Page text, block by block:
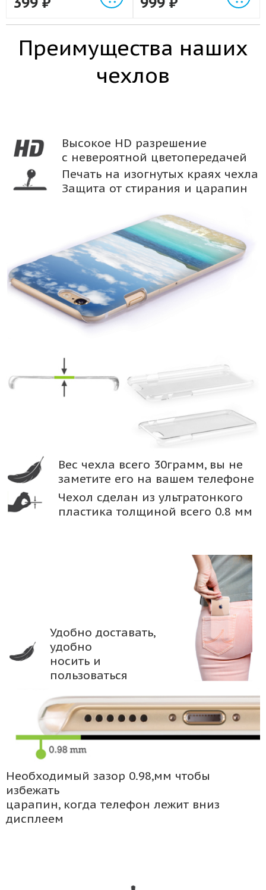
Преимущества наших
чехлов
Высокое HD разрешение
с невероятной цветопередачей
Печать на изогнутых краях чехла
Защита от стирания и царапин
Вес чехла всего 30грамм, вы не
заметите его на вашем телефоне
Чехол сделан из ультратонкого
пластика толщиной всего 0.8 мм
Удобно доставать,
удобно
носить и
пользоваться
Необходимый зазор 0.98,мм чтобы
избежать
царапин, когда телефон лежит вниз
дисплеем